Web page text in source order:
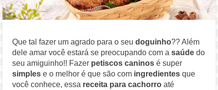
Que tal fazer um agrado para o seudoguinho?? Além
dele amar você estará se preocupando com asaúde do
seu amiguinho!! Fazer petiscos caninos é super
simples e o melhor é que são com ingredientes que
você conhece, essa receita para cachorro até